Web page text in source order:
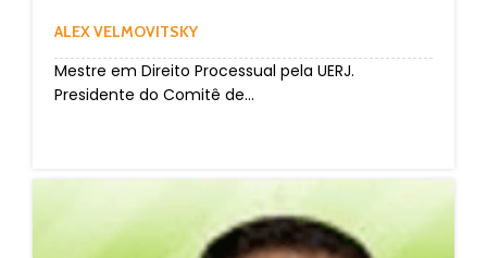
ALEX VELMOVITSKY
Mestre em Direito Processual pela UERJ.
Presidente do Comitê de...